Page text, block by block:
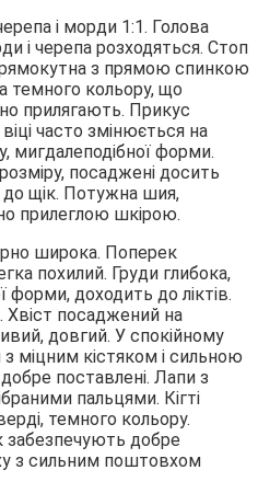
і морди 1:1. Голова
і черепа розходяться. Стоп
з прямою спинкою
темного кольору, що
прилягають. Прикус
часто змінюється на
мигдалеподібної форми.
посаджені досить
щік. Потужна шия,
прилеглою шкірою.
широка. Поперек
похилий. Груди глибока,
форми, доходить до ліктів.
Хвіст посаджений на
довгий. У спокійному
з міцним кістяком і сильною
поставлені. Лапи з
пальцями. Кігті
темного кольору.
забезпечують добре
з сильним поштовхом